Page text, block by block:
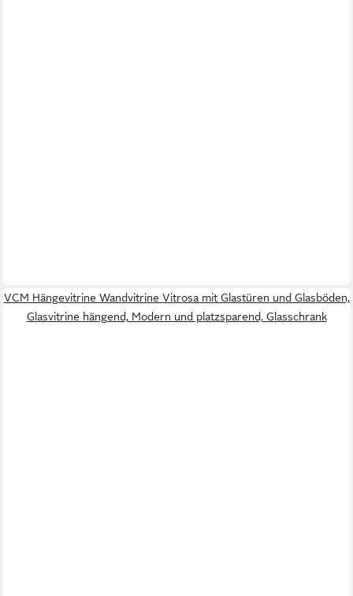
VCM Hängevitrine Wandvitrine Vitrosa mit Glastüren und Glasböden,
Glasvitrine hängend, Modern und platzsparend, Glasschrank